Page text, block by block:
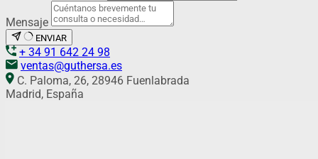
Mensaje
ENVIAR
+ 34 91 642 24 98
ventas@guthersa.es
C. Paloma, 26, 28946 Fuenlabrada
Madrid, España